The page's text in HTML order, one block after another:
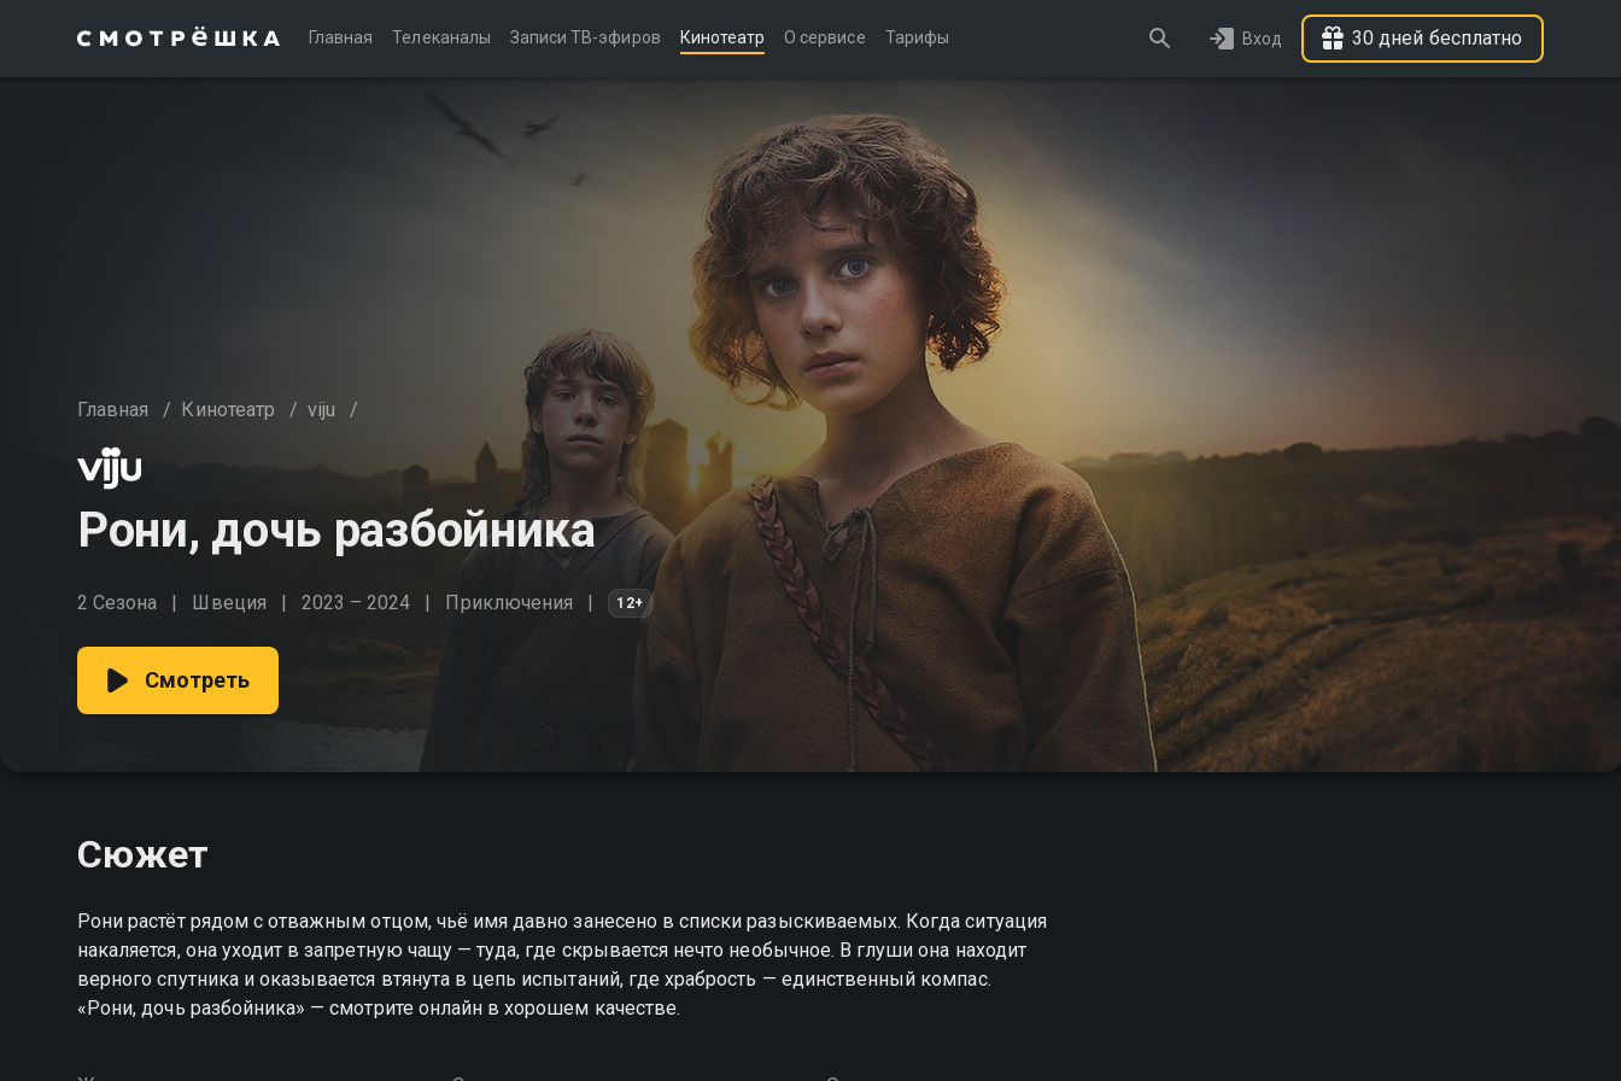
Главная Телеканалы Записи ТВ-эфиров Кинотеатр О сервисе Тарифы Вход 30 дней бесплатно
Главная / Кинотеатр / viju /
Рони, дочь разбойника
2 Сезона Швеция 2023 – 2024 Приключения 12+
Смотреть
Сюжет
Рони растёт рядом с отважным отцом, чьё имя давно занесено в списки разыскиваемых. Когда ситуация
накаляется, она уходит в запретную чащу — туда, где скрывается нечто необычное. В глуши она находит
верного спутника и оказывается втянута в цепь испытаний, где храбрость — единственный компас.
«Рони, дочь разбойника» — смотрите онлайн в хорошем качестве.